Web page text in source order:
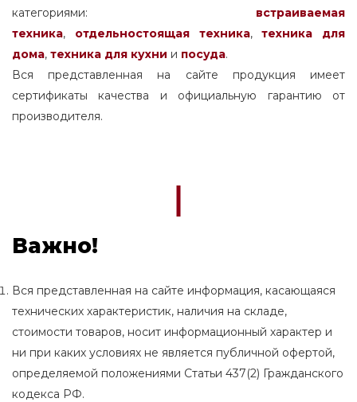
категориями: встраиваемая
техника, отдельностоящаятехника,
техника для
дома, техника для кухни и посуда.
Вся представленная на сайте продукция имеет
сертификаты качества и официальную гарантию от
производителя.
Важно!
Вся представленная на сайте информация, касающаяся
технических характеристик, наличия на складе,
стоимости товаров, носит информационный характер и
ни при каких условиях не является публичной офертой,
определяемой положениями Статьи 437(2) Гражданского
кодекса РФ.